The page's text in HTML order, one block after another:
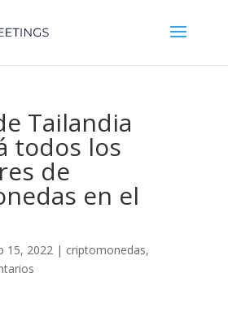
Tailandia
todos los
de
en el
15, 2022| criptomonedas,